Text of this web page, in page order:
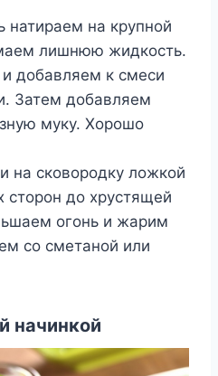
натираем на крупной
лишнюю жидкость.
добавляем к смеси
Затем добавляем
муку. Хорошо
на сковородку ложкой
до хрустящей
огонь и жарим
со сметаной или
начинкой